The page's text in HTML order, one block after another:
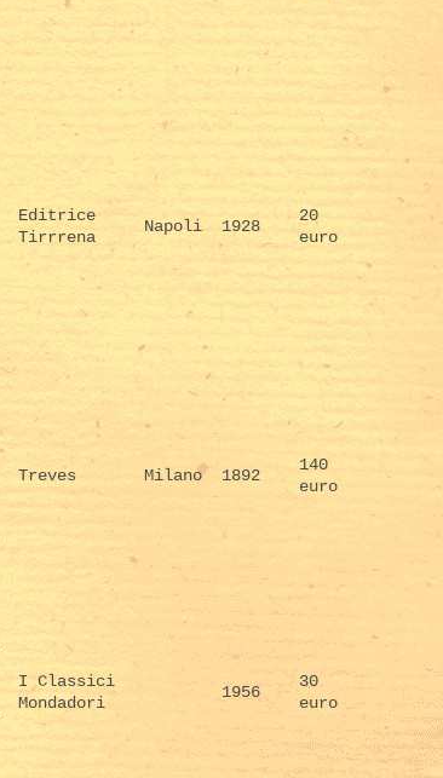
Editrice
Tirrrena
Napoli 1928
20
euro
Treves Milano 1892
140
euro
I Classici
Mondadori
1956
30
euro